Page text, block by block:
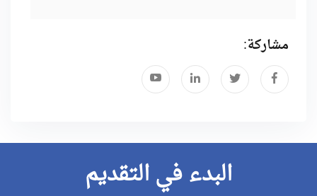
مشاركة:
البدء في التقديم